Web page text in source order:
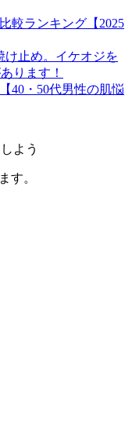
較ランキング【2025
け止め。イケオジを
ります！
40・50代男性の肌悩
よう
す。